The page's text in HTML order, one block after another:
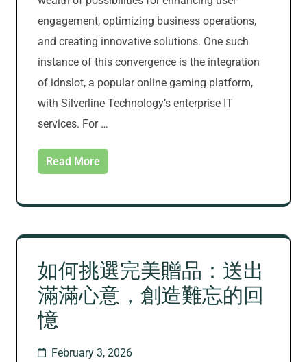
engagement, optimizing business operations,
and creating innovative solutions. One such
instance of this convergence is the integration
of idnslot, a popular online gaming platform,
with Silverline Technology’s enterprise IT
services. For …
Read More
如何挑選完美贈品：送出
滿滿心意，創造難忘的回
憶
February 3, 2026